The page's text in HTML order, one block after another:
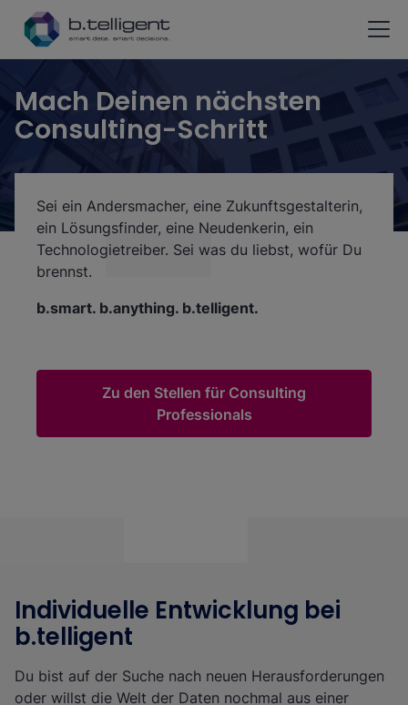
Zum Hauptinhalt springen
Mach Deinen nächsten
Consulting-Schritt
Sei ein Andersmacher, eine Zukunftsgestalterin,
ein Lösungsfinder, eine Neudenkerin, ein
Technologietreiber. Sei was du liebst, wofür Du
brennst.
b.smart. b.anything. b.telligent.
Zu den Stellen für Consulting
Professionals
An dieser Stelle findest Du externen Inhalt von Youtube.
Passe Deine Privatsphäre-Einstellungen an, um das Video
sehen zu können.
Meine Privatsphäre Einstellungen
Individuelle Entwicklung bei
b.telligent
Du bist auf der Suche nach neuen Herausforderungen
oder willst die Welt der Daten nochmal aus einer